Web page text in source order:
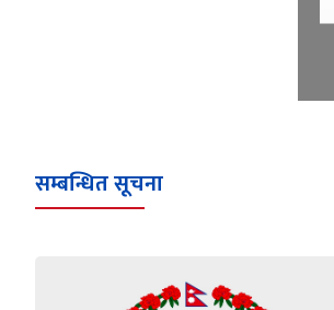
सम्बन्धित सूचना